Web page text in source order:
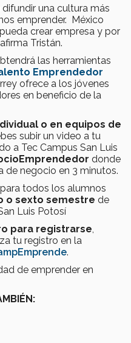
una cultura más
emprender. México
crear empresa y por
Tristán.
las herramientas
Emprendedor
ofrece a los jóvenes
en beneficio de la
o en equipos de
subir un video a tu
a Tec Campus San Luis
donde
de negocio en 3 minutos.
todos los alumnos
o sexto semestre de
Luis Potosí
para registrarse
tu registro en la
.
de emprender en